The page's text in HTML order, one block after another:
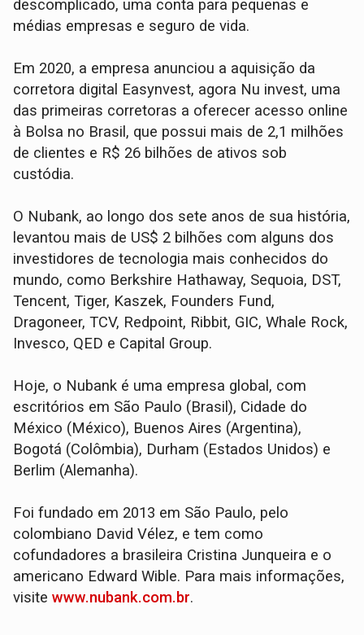
descomplicado, uma conta para pequenas e
médias empresas e seguro de vida.
Em 2020, a empresa anunciou a aquisição da
corretora digital Easynvest, agora Nu invest, uma
das primeiras corretoras a oferecer acesso online
à Bolsa no Brasil, que possui mais de 2,1 milhões
de clientes e R$ 26 bilhões de ativos sob
custódia.
O Nubank, ao longo dos sete anos de sua história,
levantou mais de US$ 2 bilhões com alguns dos
investidores de tecnologia mais conhecidos do
mundo, como Berkshire Hathaway, Sequoia, DST,
Tencent, Tiger, Kaszek, Founders Fund,
Dragoneer, TCV, Redpoint, Ribbit, GIC, Whale Rock,
Invesco, QED e Capital Group.
Hoje, o Nubank é uma empresa global, com
escritórios em São Paulo (Brasil), Cidade do
México (México), Buenos Aires (Argentina),
Bogotá (Colômbia), Durham (Estados Unidos) e
Berlim (Alemanha).
Foi fundado em 2013 em São Paulo, pelo
colombiano David Vélez, e tem como
cofundadores a brasileira Cristina Junqueira e o
americano Edward Wible. Para mais informações,
visite www.nubank.com.br.